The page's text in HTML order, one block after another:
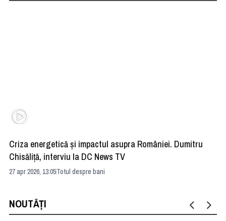
Criza energetică și impactul asupra României. Dumitru
Chisăliţă, interviu la DC News TV
27 apr 2026, 13:05Totul despre bani
NOUTĂȚI